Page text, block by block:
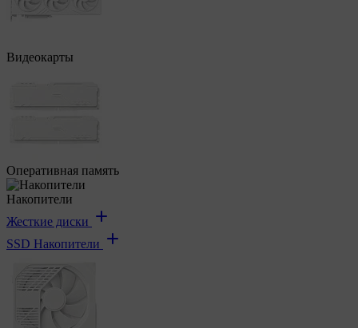
Видеокарты
Оперативная память
Накопители
Жесткие диски
SSD Накопители